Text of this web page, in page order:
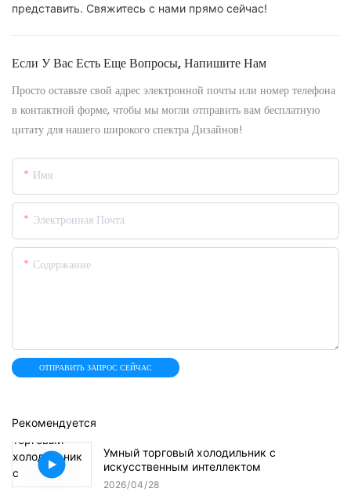
представить. Свяжитесь с нами прямо сейчас!
Если У Вас Есть Еще Вопросы, Напишите Нам
Просто оставьте свой адрес электронной почты или номер телефона
в контактной форме, чтобы мы могли отправить вам бесплатную
цитату для нашего широкого спектра Дизайнов!
Имя
Электронная Почта
Содержание
ОТПРАВИТЬ ЗАПРОС СЕЙЧАС
Рекомендуется
Умный торговый холодильник с
искусственным интеллектом
2026 04 28